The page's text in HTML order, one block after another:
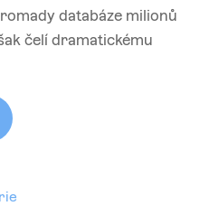
databáze milionů
čelí dramatickému